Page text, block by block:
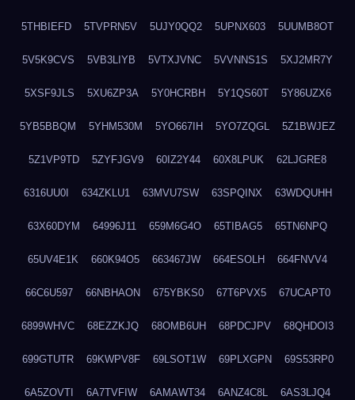
5THBIEFD 5TVPRN5V 5UJY0QQ2 5UPNX603 5UUMB8OT
5V5K9CVS 5VB3LIYB 5VTXJVNC 5VVNNS1S 5XJ2MR7Y
5XSF9JLS 5XU6ZP3A 5Y0HCRBH 5Y1QS60T 5Y86UZX6
5YB5BBQM 5YHM530M 5YO667IH 5YO7ZQGL 5Z1BWJEZ
5Z1VP9TD 5ZYFJGV9 60IZ2Y44 60X8LPUK 62LJGRE8
6316UU0I 634ZKLU1 63MVU7SW 63SPQINX 63WDQUHH
63X60DYM 64996J11 659M6G4O 65TIBAG5 65TN6NPQ
65UV4E1K 660K94O5 663467JW 664ESOLH 664FNVV4
66C6U597 66NBHAON 675YBKS0 67T6PVX5 67UCAPT0
6899WHVC 68EZZKJQ 68OMB6UH 68PDCJPV 68QHDOI3
699GTUTR 69KWPV8F 69LSOT1W 69PLXGPN 69S53RP0
6A5ZOVTI 6A7TVFIW 6AMAWT34 6ANZ4C8L 6AS3LJQ4